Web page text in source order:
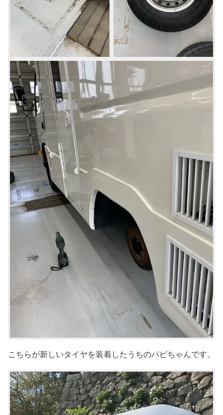
こちらが新しいタイヤを装着したうちのパピちゃんです。